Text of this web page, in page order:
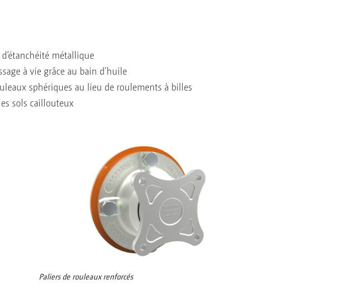
métallique
à vie grâce au bain d’huile
sphériques au lieu de roulements à billes
sols caillouteux
Paliers de rouleaux renforcés